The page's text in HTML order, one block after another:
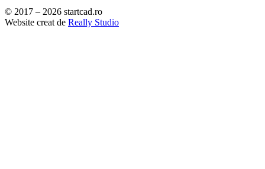
© 2017 – 2026 startcad.ro
Website creat de Really Studio